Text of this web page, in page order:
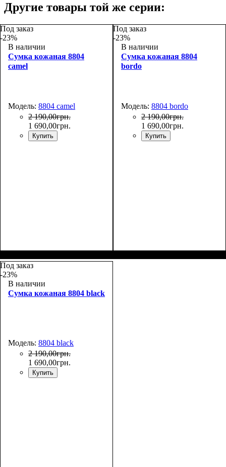
Другие товары той же серии:
Под заказ
-23%
В наличии
Сумка кожаная 8804
camel
Модель: 8804 camel
2 190,00грн.
1 690,00грн.
Купить
35*28*15
Под заказ
-23%
В наличии
Сумка кожаная 8804
bordo
Модель: 8804 bordo
2 190,00грн.
1 690,00грн.
Купить
Под заказ
-23%
В наличии
Сумка кожаная 8804 black
Модель: 8804 black
2 190,00грн.
1 690,00грн.
Купить